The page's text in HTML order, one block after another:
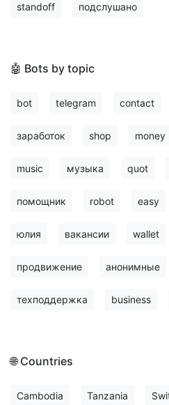
standoff подслушано
🤖 Bots by topic
bot telegram contact
заработок shop money
music музыка quot
помощник robot easy
юлия вакансии wallet
продвижение анонимные
техподдержка business
🌐 Countries
Cambodia Tanzania